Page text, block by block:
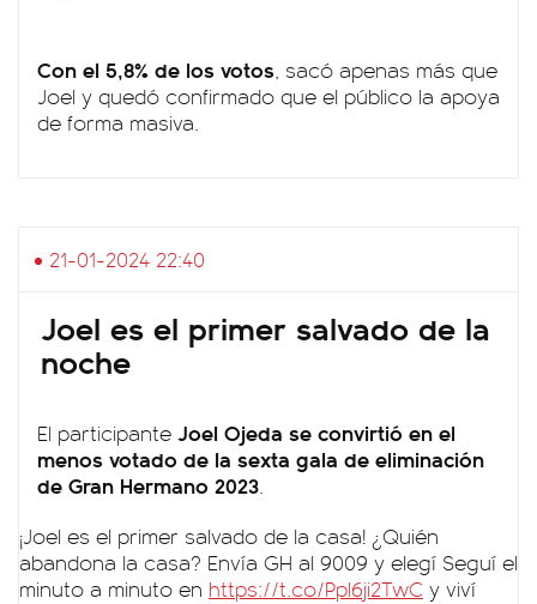
Con el 5,8% de los votos, sacó apenas más que
Joel y quedó confirmado que el público la apoya
de forma masiva.
21-01-2024 22:40
Joel es el primer salvado de la
noche
El participante Joel Ojeda se convirtió en el
menos votado de la sexta gala de eliminación
de Gran Hermano 2023.
¡Joel es el primer salvado de la casa! ¿Quién
abandona la casa? Envía GH al 9009 y elegí Seguí el
minuto a minuto en https://t.co/Ppl6ji2TwC